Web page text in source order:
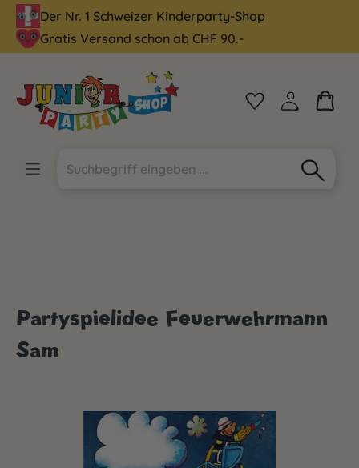
springen
Der Nr. 1 Schweizer Kinderparty-Shop
Gratis Versand schon ab CHF 90.-
Partyspielidee Feuerwehrmann
Sam